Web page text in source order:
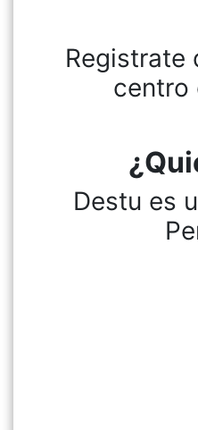
Registrate
centro
Destu es